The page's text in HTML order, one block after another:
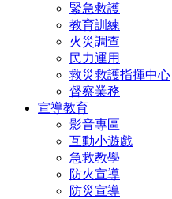
緊急救護
教育訓練
火災調查
民力運用
救災救護指揮中心
督察業務
宣導教育
影音專區
互動小遊戲
急救教學
防火宣導
防災宣導